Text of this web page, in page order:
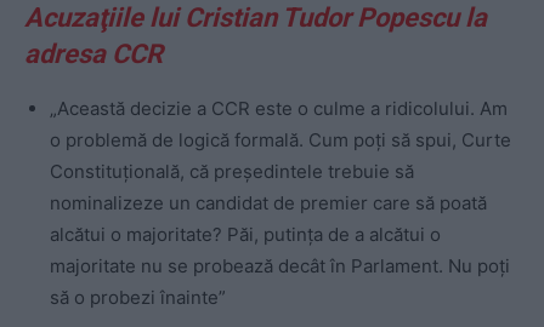
Acuzaţiile lui Cristian Tudor Popescu la
adresa CCR
„Această decizie a CCR este o culme a ridicolului. Am
o problemă de logică formală. Cum poţi să spui, Curte
Constituţională, că preşedintele trebuie să
nominalizeze un candidat de premier care să poată
alcătui o majoritate? Păi, putinţa de a alcătui o
majoritate nu se probează decât în Parlament. Nu poţi
să o probezi înainte”